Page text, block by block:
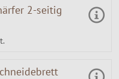
2-seitig